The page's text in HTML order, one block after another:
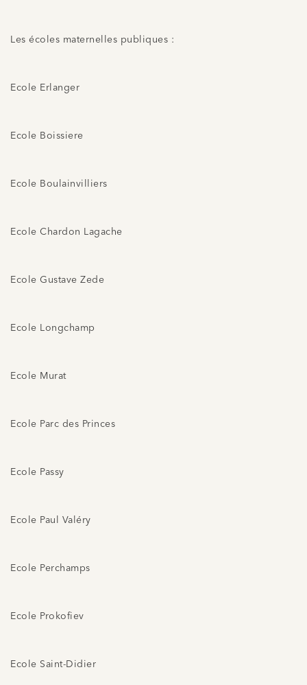
Les écoles maternelles publiques :
Ecole Erlanger
Ecole Boissiere
Ecole Boulainvilliers
Ecole Chardon Lagache
Ecole Gustave Zede
Ecole Longchamp
Ecole Murat
Ecole Parc des Princes
Ecole Passy
Ecole Paul Valéry
Ecole Perchamps
Ecole Prokofiev
Ecole Saint-Didier